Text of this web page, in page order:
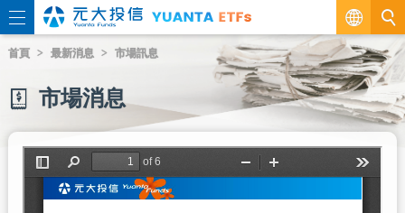
繁
EN
首頁 最新消息 市場訊息
市場消息